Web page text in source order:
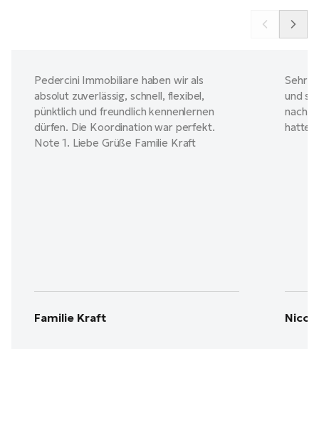
Pedercini Immobiliare haben wir als
absolut zuverlässig, schnell, flexibel,
pünktlich und freundlich kennenlernen
dürfen. Die Koordination war perfekt.
Note 1. Liebe Grüße Familie Kraft
Familie Kraft
Sehr
und
nach
hatte.